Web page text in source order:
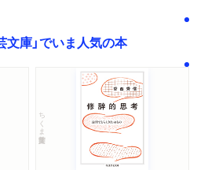
文庫」でいま人気の本
ちくま学芸文庫